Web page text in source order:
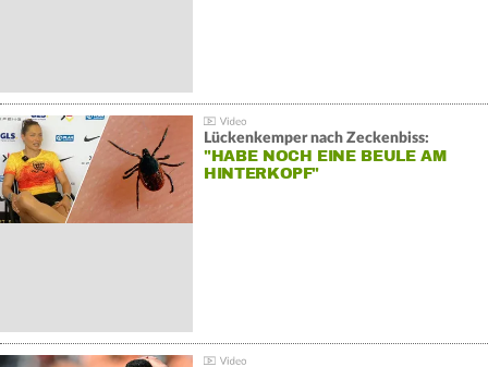
Lückenkemper nach Zeckenbiss:
"HABE NOCH EINE BEULE AM
HINTERKOPF"